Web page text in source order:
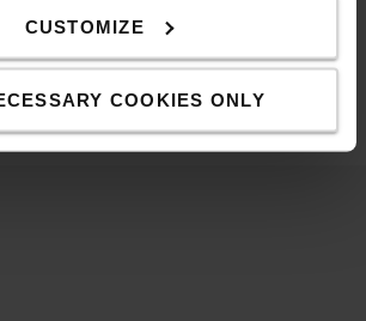
CUSTOMIZE
COOKIES ONLY